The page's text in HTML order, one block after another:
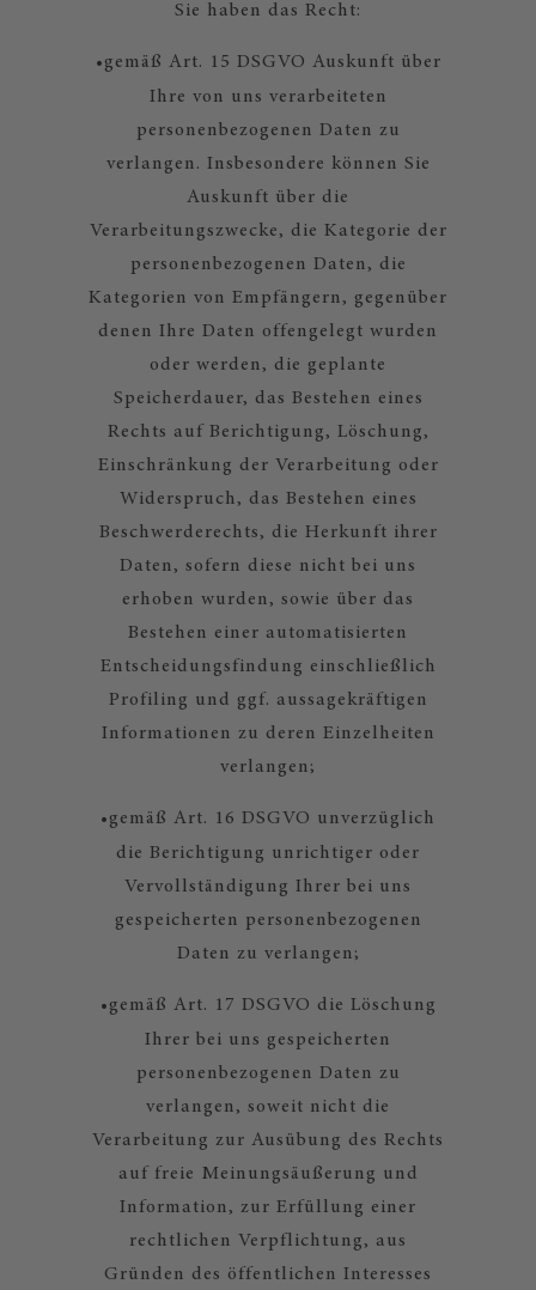
Sie haben das Recht:
•gemäß Art. 15 DSGVO Auskunft über
Ihre von uns verarbeiteten
personenbezogenen Daten zu
verlangen. Insbesondere können Sie
Auskunft über die
Verarbeitungszwecke, die Kategorie der
personenbezogenen Daten, die
Kategorien von Empfängern, gegenüber
denen Ihre Daten offengelegt wurden
oder werden, die geplante
Speicherdauer, das Bestehen eines
Rechts auf Berichtigung, Löschung,
Einschränkung der Verarbeitung oder
Widerspruch, das Bestehen eines
Beschwerderechts, die Herkunft ihrer
Daten, sofern diese nicht bei uns
erhoben wurden, sowie über das
Bestehen einer automatisierten
Entscheidungsfindung einschließlich
Profiling und ggf. aussagekräftigen
Informationen zu deren Einzelheiten
verlangen;
•gemäß Art. 16 DSGVO unverzüglich
die Berichtigung unrichtiger oder
Vervollständigung Ihrer bei uns
gespeicherten personenbezogenen
Daten zu verlangen;
•gemäß Art. 17 DSGVO die Löschung
Ihrer bei uns gespeicherten
personenbezogenen Daten zu
verlangen, soweit nicht die
Verarbeitung zur Ausübung des Rechts
auf freie Meinungsäußerung und
Information, zur Erfüllung einer
rechtlichen Verpflichtung, aus
Gründen des öffentlichen Interesses